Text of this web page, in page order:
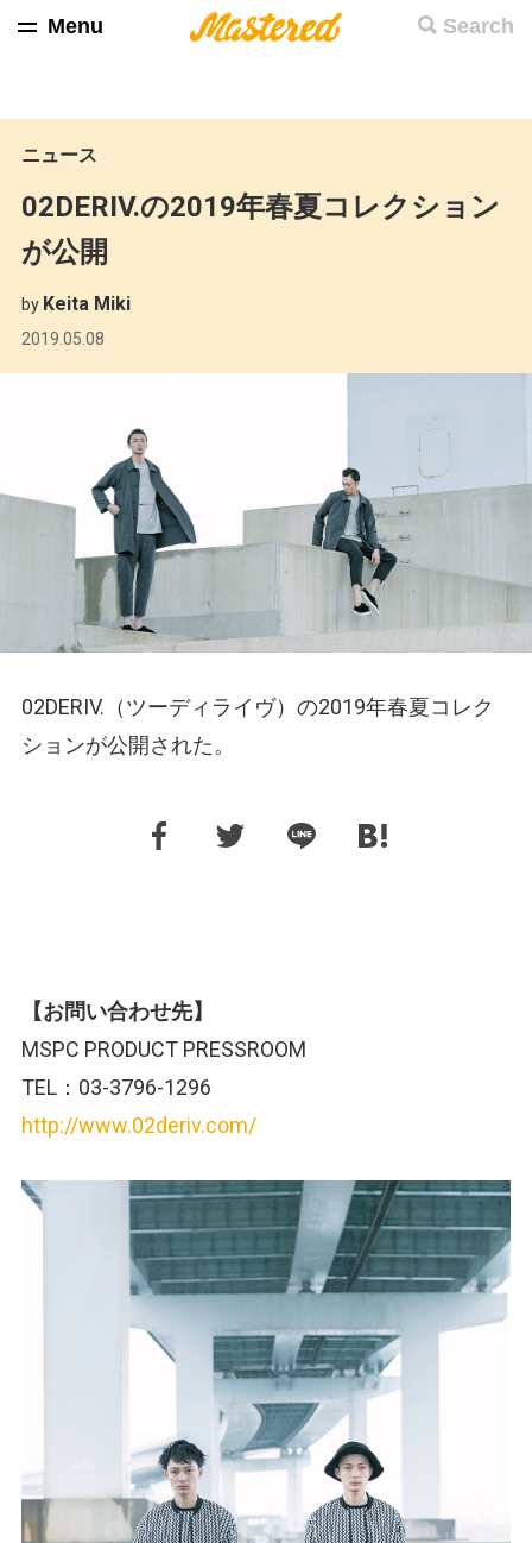
Search
Menu
ニュース
02DERIV.の2019年春夏コレクション
が公開
by Keita Miki
2019.05.08
02DERIV.（ツーディライヴ）の2019年春夏コレク
ションが公開された。
【お問い合わせ先】
MSPC PRODUCT PRESSROOM
TEL：03-3796-1296
http://www.02deriv.com/